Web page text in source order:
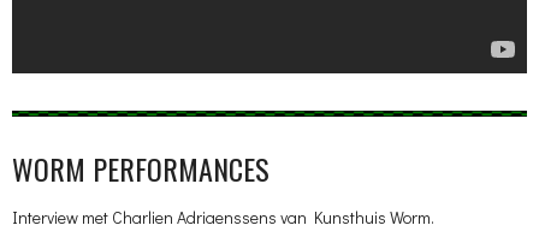
WORM PERFORMANCES
Interview met Charlien Adriaenssens van Kunsthuis Worm.